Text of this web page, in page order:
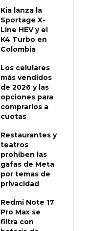
Kia lanza la
Sportage X-
Line HEV y el
K4 Turbo en
Colombia
Los celulares
más vendidos
de 2026 y las
opciones para
comprarlos a
cuotas
Restaurantes y
teatros
prohíben las
gafas de Meta
por temas de
privacidad
Redmi Note 17
Pro Max se
filtra con